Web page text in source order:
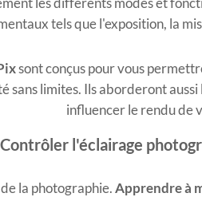
tels que l'exposition, la
sont conçus pour vous
sans limites. Ils aborderont
influencer le rendu de
Contrôler l'éclairage
la photographie. Apprendre à